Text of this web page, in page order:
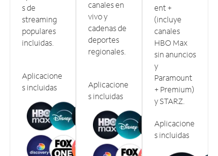
s de
streaming
populares
incluidas.
Aplicacione
s incluidas
canales en
vivo y
cadenas de
deportes
regionales.
Aplicacione
s incluidas
ent +
(incluye
canales
HBO Max
sin anuncios
y
Paramount
+ Premium)
y STARZ.
Aplicacione
s incluidas